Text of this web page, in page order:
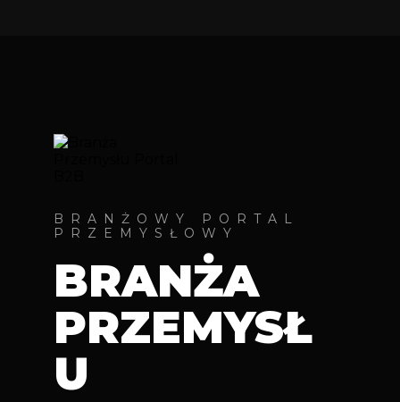
BRANŻOWY PORTAL
PRZEMYSŁOWY
BRANŻA
PRZEMYSŁ
U